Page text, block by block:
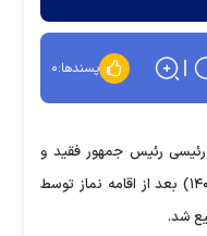
پسندها:۰
رئیسی رئیس جمهور فقید و
هیات همراه، صبح چهارشنبه ( ۲ خرداد ۱۴۰۳) بعد از اقامه نماز توسط
شد.